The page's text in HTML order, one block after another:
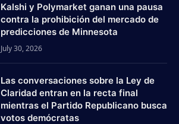
Kalshi y Polymarket ganan una pausa
contra la prohibición del mercado de
predicciones de Minnesota
July 30, 2026
Las conversaciones sobre la Ley de
Claridad entran en la recta final
mientras el Partido Republicano busca
votos demócratas